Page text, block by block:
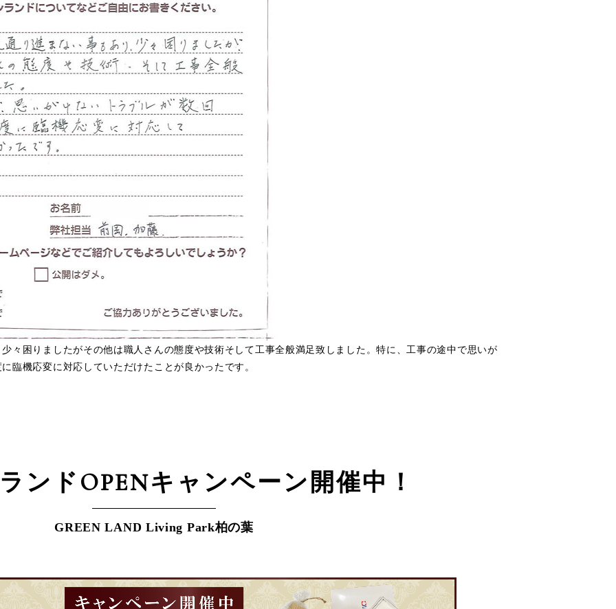
々困りましたがその他は職人さんの態度や技術そして工事全般満足致しました。特に、工事の途中で思いが
臨機応変に対応していただけたことが良かったです。
ンドOPENキャンペーン開催中！
GREEN LAND Living Park柏の葉